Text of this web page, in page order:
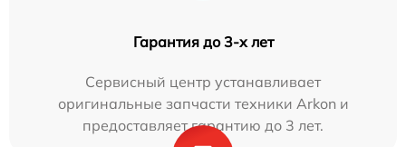
Гарантия до 3-х лет
Сервисный центр устанавливает
оригинальные запчасти техники Arkon и
предоставляет гарантию до 3 лет.